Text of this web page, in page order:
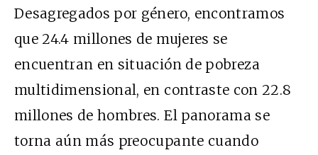
Desagregados por género, encontramos
que 24.4 millones de mujeres se
encuentran en situación de pobreza
multidimensional, en contraste con 22.8
millones de hombres. El panorama se
torna aún más preocupante cuando